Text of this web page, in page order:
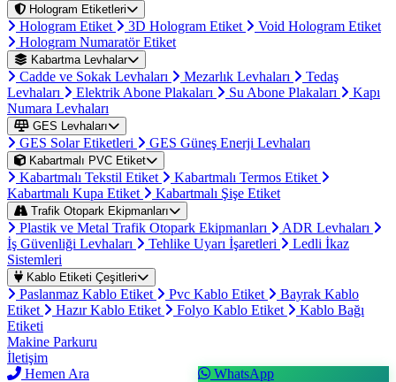
Hologram Etiketleri
Hologram Etiket 3D Hologram Etiket
Void Hologram Etiket
Hologram Numaratör Etiket
Kabartma Levhalar
Cadde ve Sokak Levhaları Mezarlık Levhaları
Tedaş
Levhaları
Elektrik Abone Plakaları Su Abone Plakaları
Kapı
Numara Levhaları
GES Levhaları
GES Solar Etiketleri GES Güneş Enerji Levhaları
Kabartmalı PVC Etiket
Kabartmalı Tekstil Etiket
Kabartmalı Termos Etiket
Kabartmalı Kupa Etiket
Kabartmalı Şişe Etiket
Trafik Otopark Ekipmanları
Plastik ve Metal Trafik Otopark Ekipmanları
ADR Levhaları
İş Güvenliği Levhaları
Tehlike Uyarı İşaretleri
Ledli İkaz
Sistemleri
Kablo Etiketi Çeşitleri
Paslanmaz Kablo Etiket Pvc Kablo Etiket
Bayrak Kablo
Etiket
Hazır Kablo Etiket Folyo Kablo Etiket
Kablo Bağı
Etiketi
Makine Parkuru
İletişim
Hemen Ara
WhatsApp